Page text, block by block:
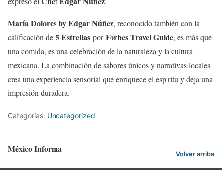
María Dolores by Edgar Núñez, reconocido también con la
calificación de 5 Estrellas porForbes Travel Guide, es más que
una comida, es una celebración de la naturaleza y la cultura
mexicana. La combinación de sabores únicos y narrativas locales
crea una experiencia sensorial que enriquece el espíritu y deja una
impresión duradera.
Categorías: Uncategorized
México Informa Volver arriba